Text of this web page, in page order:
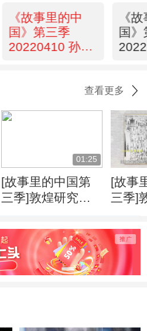
《故事里的中
国》第三季
20220410 孙家
《
国》
查看更多
01:25
[故事里的中国第
三季]敦煌研究院
根大漠的故事
[故事
三季]
敦煌